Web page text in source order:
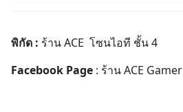
พิกัด : ร้านACE โซนไอที ชั้น 4
Facebook Page : ร้านACE Gamer